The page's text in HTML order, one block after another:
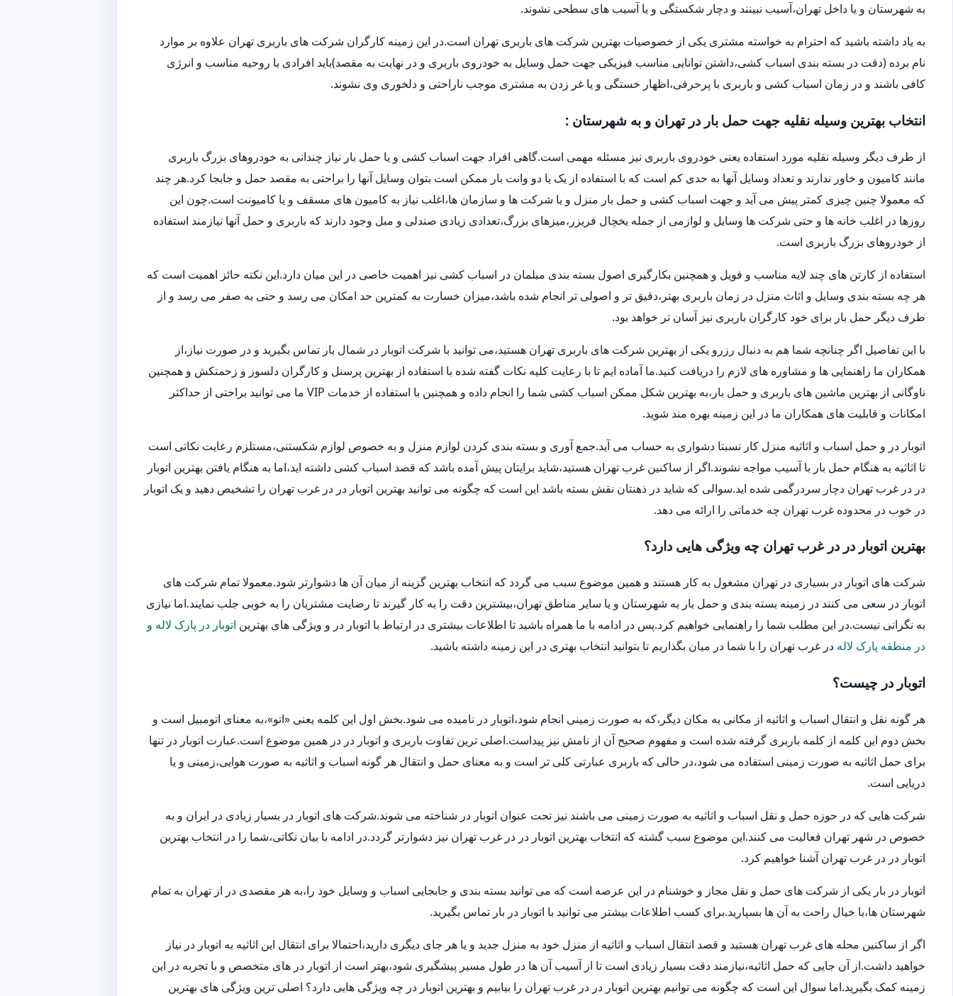
به شهرستان و یا داخل تهران،آسیب نبینند و دچار شکستگی و یا آسیب های سطحی نشوند.
به یاد داشته باشید که احترام به خواسته مشتری یکی از خصوصیات بهترین شرکت های باربری تهران است.در این زمینه کارگران شرکت های باربری تهران علاوه بر موارد
نام برده (دقت در بسته بندی اسباب کشی،داشتن توانایی مناسب فیزیکی جهت حمل وسایل به خودروی باربری و در نهایت به مقصد)باید افرادی با روحیه مناسب و انرژی
کافی باشند و در زمان اسباب کشی و باربری با پرحرفی،اظهار خستگی و یا غر زدن به مشتری موجب ناراحتی و دلخوری وی نشوند.
انتخاب بهترین وسیله نقلیه جهت حمل بار در تهران و به شهرستان :
از طرف دیگر وسیله نقلیه مورد استفاده یعنی خودروی باربری نیز مسئله مهمی است.گاهی افراد جهت اسباب کشی و یا حمل بار نیاز چندانی به خودروهای بزرگ باربری
مانند کامیون و خاور ندارند و تعداد وسایل آنها به حدی کم است که با استفاده از یک یا دو وانت بار ممکن است بتوان وسایل آنها را براحتی به مقصد حمل و جابجا کرد.هر چند
که معمولا چنین چیزی کمتر پیش می آید و جهت اسباب کشی و حمل بار منزل و یا شرکت ها و سازمان ها،اغلب نیاز به کامیون های مسقف و یا کامیونت است.چون این
روزها در اغلب خانه ها و حتی شرکت ها وسایل و لوازمی از جمله یخچال فریزر،میزهای بزرگ،تعدادی زیادی صندلی و مبل وجود دارند که باربری و حمل آنها نیازمند استفاده
از خودروهای بزرگ باربری است.
استفاده از کارتن های چند لایه مناسب و فویل و همچنین بکارگیری اصول بسته بندی مبلمان در اسباب کشی نیز اهمیت خاصی در این میان دارد.این نکته حائز اهمیت است که
هر چه بسته بندی وسایل و اثاث منزل در زمان باربری بهتر،دقیق تر و اصولی تر انجام شده باشد،میزان خسارت به کمترین حد امکان می رسد و حتی به صفر می رسد و از
طرف دیگر حمل بار برای خود کارگران باربری نیز آسان تر خواهد بود.
با این تفاصیل اگر چنانچه شما هم به دنبال رزرو یکی از بهترین شرکت های باربری تهران هستید،می توانید با شرکت اتوبار در شمال بار تماس بگیرید و در صورت نیاز،از
همکاران ما راهنمایی ها و مشاوره های لازم را دریافت کنید.ما آماده ایم تا با رعایت کلیه نکات گفته شده با استفاده از بهترین پرسنل و کارگران دلسوز و زحمتکش و همچنین
ناوگانی از بهترین ماشین های باربری و حمل بار،به بهترین شکل ممکن اسباب کشی شما را انجام داده و همچنین با استفاده از خدمات VIP ما می توانید براحتی از حداکثر
امکانات و قابلیت های همکاران ما در این زمینه بهره مند شوید.
اتوبار در و حمل اسباب و اثاثیه منزل کار نسبتا دشواری به حساب می آید.جمع آوری و بسته بندی کردن لوازم منزل و به خصوص لوازم شکستنی،مستلزم رعایت نکاتی است
تا اثاثیه به هنگام حمل بار با آسیب مواجه نشوند.اگر از ساکنین غرب تهران هستید،شاید برایتان پیش آمده باشد که قصد اسباب کشی داشته اید،اما به هنگام یافتن بهترین اتوبار
در در غرب تهران دچار سردرگمی شده اید.سوالی که شاید در ذهنتان نقش بسته باشد این است که چگونه می توانید بهترین اتوبار در در غرب تهران را تشخیص دهید و یک اتوبار
در خوب در محدوده غرب تهران چه خدماتی را ارائه می دهد.
بهترین اتوبار در در غرب تهران چه ویژگی هایی دارد؟
شرکت های اتوبار در بسیاری در تهران مشغول به کار هستند و همین موضوع سبب می گردد که انتخاب بهترین گزینه از میان آن ها دشوارتر شود.معمولا تمام شرکت های
اتوبار در سعی می کنند در زمینه بسته بندی و حمل بار به شهرستان و یا سایر مناطق تهران،بیشترین دقت را به کار گیرند تا رضایت مشتریان را به خوبی جلب نمایند.اما نیازی
به نگرانی نیست.در این مطلب شما را راهنمایی خواهیم کرد.پس در ادامه با ما همراه باشید تا اطلاعات بیشتری در ارتباط با اتوبار در و ویژگی های بهترین اتوبار در پارک لاله و
در منطقه پارک لاله در غرب تهران را با شما در میان بگذاریم تا بتوانید انتخاب بهتری در این زمینه داشته باشید.
اتوبار در چیست؟
هر گونه نقل و انتقال اسباب و اثاثیه از مکانی به مکان دیگر،که به صورت زمینی انجام شود،اتوبار در نامیده می شود.بخش اول این کلمه یعنی «اتو»،به معنای اتومبیل است و
بخش دوم این کلمه از کلمه باربری گرفته شده است و مفهوم صحیح آن از نامش نیز پیداست.اصلی ترین تفاوت باربری و اتوبار در در همین موضوع است.عبارت اتوبار در تنها
برای حمل اثاثیه به صورت زمینی استفاده می شود،در حالی که باربری عبارتی کلی تر است و به معنای حمل و انتقال هر گونه اسباب و اثاثیه به صورت هوایی،زمینی و یا
دریایی است.
شرکت هایی که در حوزه حمل و نقل اسباب و اثاثیه به صورت زمینی می باشند نیز تحت عنوان اتوبار در شناخته می شوند.شرکت های اتوبار در بسیار زیادی در ایران و به
خصوص در شهر تهران فعالیت می کنند.این موضوع سبب گشته که انتخاب بهترین اتوبار در در غرب تهران نیز دشوارتر گردد.در ادامه با بیان نکاتی،شما را در انتخاب بهترین
اتوبار در در غرب تهران آشنا خواهیم کرد.
اتوبار در بار یکی از شرکت های حمل و نقل مجاز و خوشنام در این عرصه است که می توانید بسته بندی و جابجایی اسباب و وسایل خود را،به هر مقصدی در از تهران به تمام
شهرستان ها،با خیال راحت به آن ها بسپارید.برای کسب اطلاعات بیشتر می توانید با اتوبار در بار تماس بگیرید.
اگر از ساکنین محله های غرب تهران هستید و قصد انتقال اسباب و اثاثیه از منزل خود به منزل جدید و یا هر جای دیگری دارید،احتمالا برای انتقال این اثاثیه به اتوبار در نیاز
خواهید داشت.از آن جایی که حمل اثاثیه،نیازمند دقت بسیار زیادی است تا از آسیب آن ها در طول مسیر پیشگیری شود،بهتر است از اتوبار در های متخصص و با تجربه در این
زمینه کمک بگیرید.اما سوال این است که چگونه می توانیم بهترین اتوبار در در غرب تهران را بیابیم و بهترین اتوبار در چه ویژگی هایی دارد؟ اصلی ترین ویژگی های بهترین